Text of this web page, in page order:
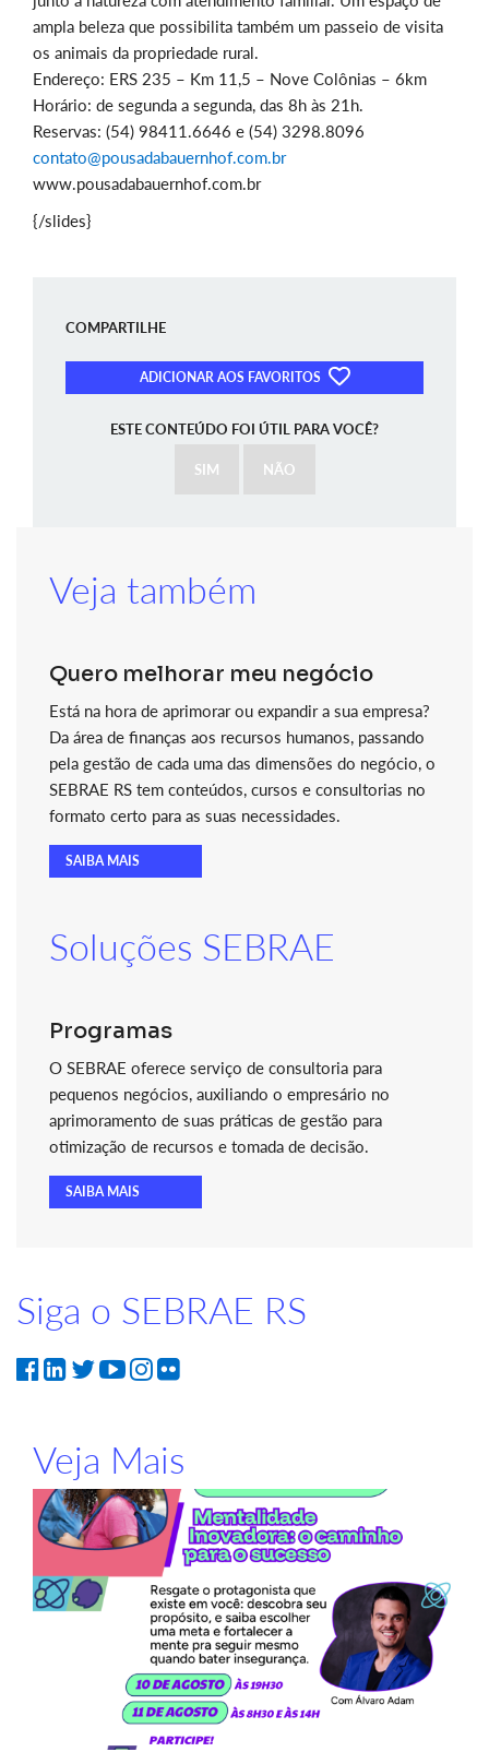
ampla beleza que possibilita também um passeio de visita
os animais da propriedade rural.
Endereço: ERS 235 – Km 11,5 – Nove Colônias – 6km
Horário: de segunda a segunda, das 8h às 21h.
Reservas: (54) 98411.6646 e (54) 3298.8096
contato@pousadabauernhof.com.br
www.pousadabauernhof.com.br
{/slides}
COMPARTILHE
ADICIONAR AOS FAVORITOS
ESTE CONTEÚDO FOI ÚTIL PARA VOCÊ?
SIM NÃO
Veja também
Quero melhorar meu negócio
Está na hora de aprimorar ou expandir a sua empresa?
Da área de finanças aos recursos humanos, passando
pela gestão de cada uma das dimensões do negócio, o
SEBRAE RS tem conteúdos, cursos e consultorias no
formato certo para as suas necessidades.
SAIBA MAIS
Soluções SEBRAE
Programas
O SEBRAE oferece serviço de consultoria para
pequenos negócios, auxiliando o empresário no
aprimoramento de suas práticas de gestão para
otimização de recursos e tomada de decisão.
SAIBA MAIS
Siga o SEBRAE RS
Veja Mais